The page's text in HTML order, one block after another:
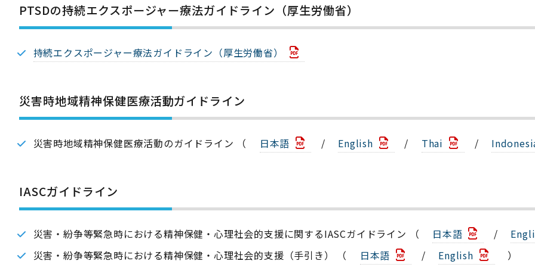
PTSDの持続エクスポージャー療法ガイドライン（厚生労働省）
持続エクスポージャー療法ガイドライン（厚生労働省）
災害時地域精神保健医療活動ガイドライン
災害時地域精神保健医療活動のガイドライン （ 日本語 / English / Thai /
IASCガイドライン
災害・紛争等緊急時における精神保健・心理社会的支援に関するIASCガイドライン （ 日本語 /
災害・紛争等緊急時における精神保健・心理社会的支援（手引き） （ 日本語 / English ）